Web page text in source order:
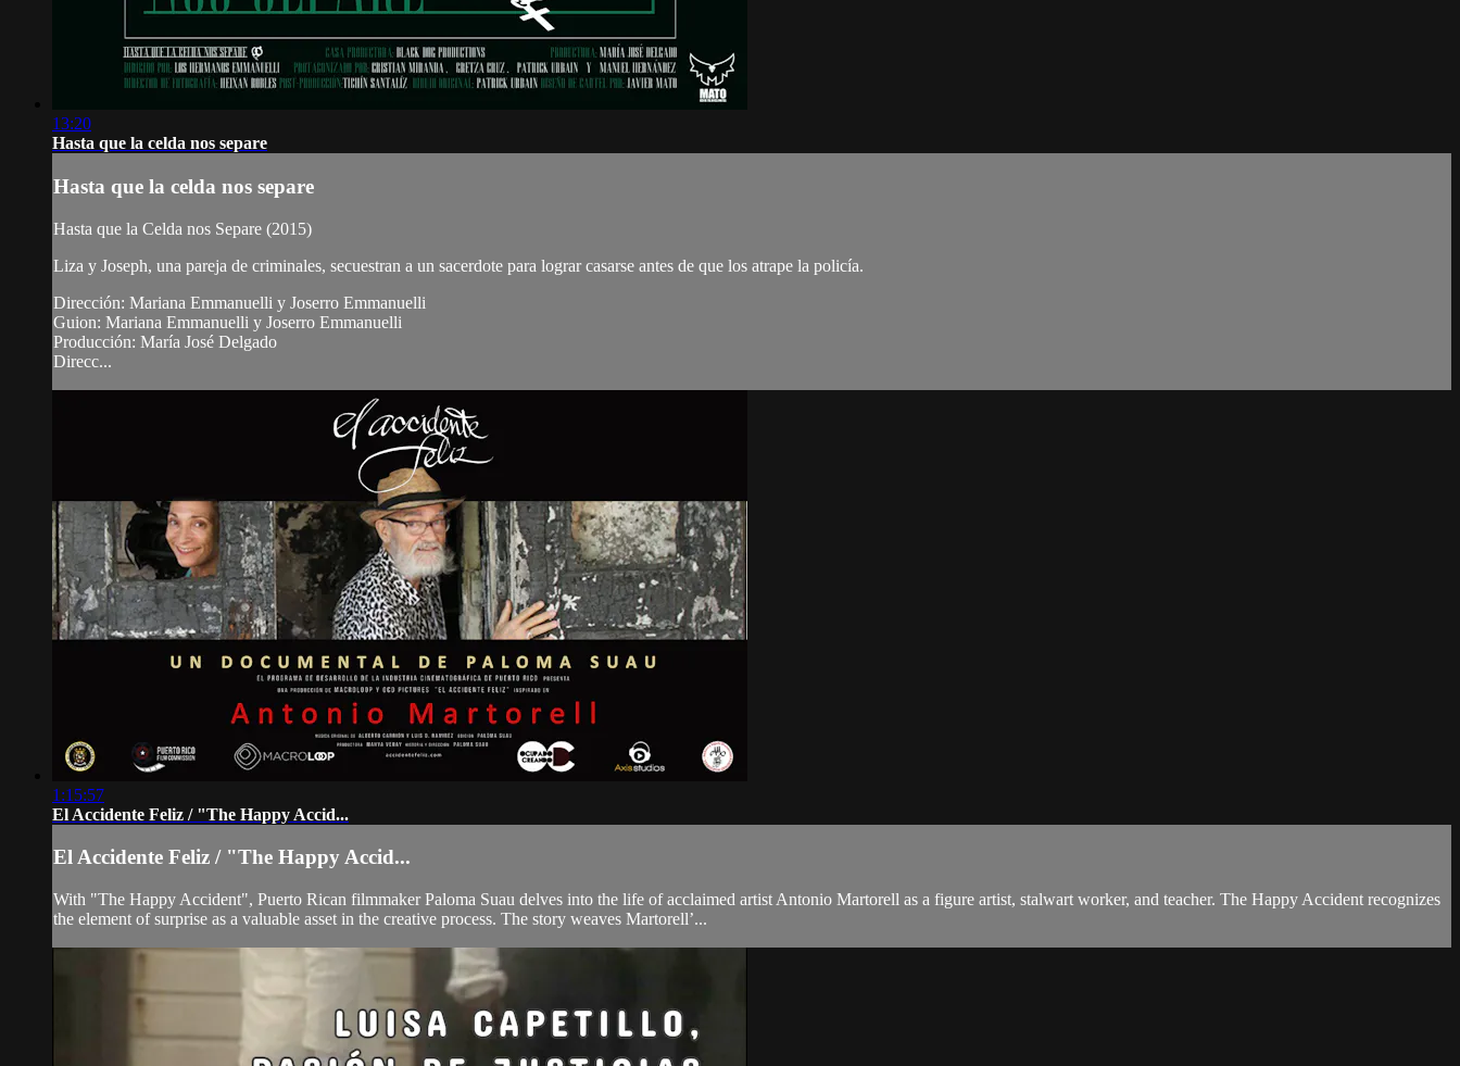
13:20
Hasta que la celda nos separe
Hasta que la celda nos separe
Hasta que la Celda nos Separe (2015)
Liza y Joseph, una pareja de criminales, secuestran a un sacerdote para lograr casarse antes de que los atrape la policía.
Dirección: Mariana Emmanuelli y Joserro Emmanuelli
Guion: Mariana Emmanuelli y Joserro Emmanuelli
Producción: María José Delgado
Direcc...
1:15:57
El Accidente Feliz / "The Happy Accid...
El Accidente Feliz / "The Happy Accid...
With "The Happy Accident", Puerto Rican filmmaker Paloma Suau delves into the life of acclaimed artist Antonio Martorell as a figure artist, stalwart worker, and teacher. The Happy Accident recognizes
the element of surprise as a valuable asset in the creative process. The story weaves Martorell’...